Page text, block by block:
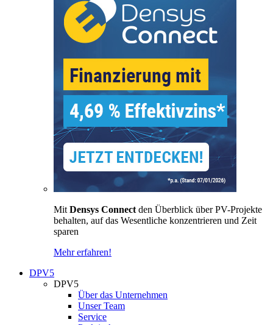
Mit Densys Connect den Überblick über PV-Projekte
behalten, auf das Wesentliche konzentrieren und Zeit
sparen
Mehr erfahren!
DPV5
DPV5
Über das Unternehmen
Unser Team
Service